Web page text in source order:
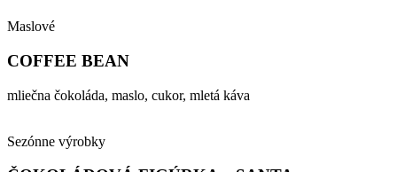
Maslové
COFFEE BEAN
mliečna čokoláda, maslo, cukor, mletá káva
Sezónne výrobky